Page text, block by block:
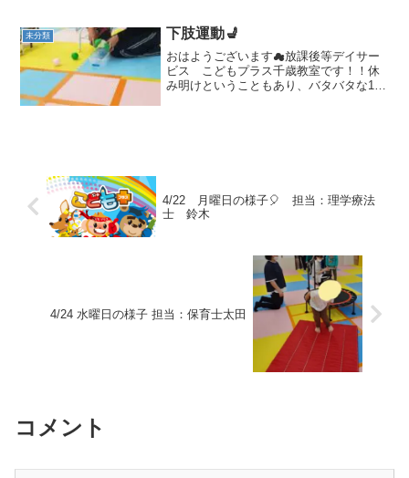
未分類 下肢運動💺
おはようございます☁放課後等デイサー
ビス こどもプラス千歳教室です！！休
み明けということもあり、バタバタな1日
4/22 月曜日の様子🎈 担当：理学療法
士 鈴木
4/24 水曜日の様子 担当：保育士太田
コメント